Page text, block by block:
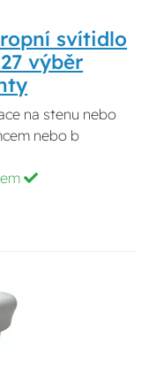
svítidlo
výběr
na stenu nebo
nebo b